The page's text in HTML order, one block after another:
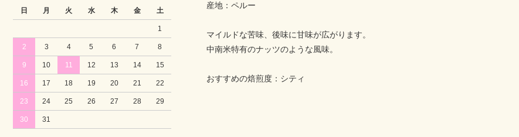
日 月 火 水 木 金 土
1
2 3 4 5 6 7 8
9 10 11 12 13 14 15
16 17 18 19 20 21 22
23 24 25 26 27 28 29
30 31
産地：ペルー
マイルドな苦味、後味に甘味が広がります。
中南米特有のナッツのような風味。
おすすめの焙煎度：シティ